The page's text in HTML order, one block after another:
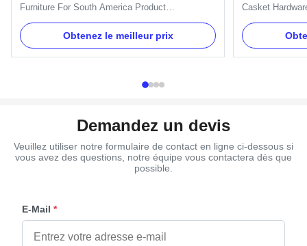
Furniture For South America Product
Number Corner 1# Type Adult Place of Origin
Zhejiang, China Payment Mode T/T, Western
Union Main Market South America Material
Obtenez le meilleur prix
Casket
set has four
Item Name TX-
(PP) Color
Demandez un devis
Veuillez utiliser notre formulaire de contact en ligne ci-dessous si
vous avez des questions, notre équipe vous contactera dès que
possible.
E-Mail *